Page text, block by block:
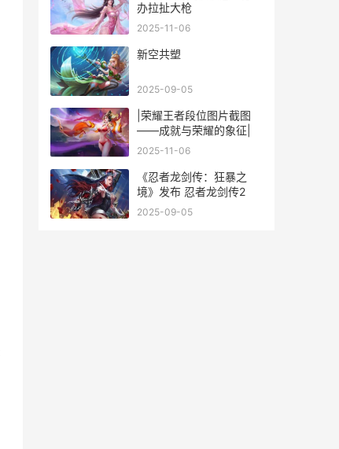
办拉扯大枪
2025-11-06
新空共塑
2025-09-05
|荣耀王者段位图片截图
——成就与荣耀的象征|
2025-11-06
《忍者龙剑传：狂暴之
境》发布 忍者龙剑传2
2025-09-05